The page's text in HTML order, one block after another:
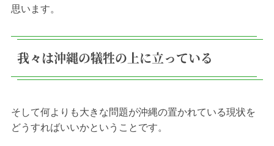
思います。
我々は沖縄の犠牲の上に立っている
そして何よりも大きな問題が沖縄の置かれている現状を
どうすればいいかということです。